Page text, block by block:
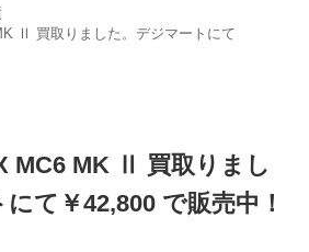
Ⅱ 買取りました。デジマートにて
MC6 MK Ⅱ 買取りまし
て￥42,800 で販売中！